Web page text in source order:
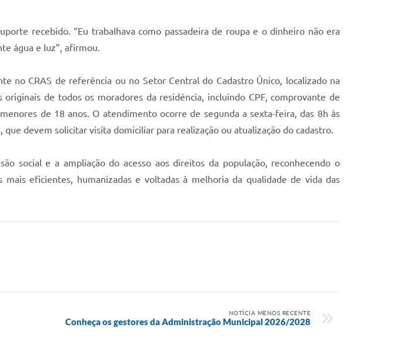
recebido. “Eu trabalhava como passadeira de roupa e o dinheiro não era
água e luz”, afirmou.
no CRAS de referência ou no Setor Central do Cadastro Único, localizado na
de todos os moradores da residência, incluindo CPF, comprovante de
de 18 anos. O atendimento ocorre de segunda a sexta-feira, das 8h às
devem solicitar visita domiciliar para realização ou atualização do cadastro.
social e a ampliação do acesso aos direitos da população, reconhecendo o
eficientes, humanizadas e voltadas à melhoria da qualidade de vida das
NOTÍCIA MENOS RECENTE
Conheça os gestores da Administração Municipal 2026/2028